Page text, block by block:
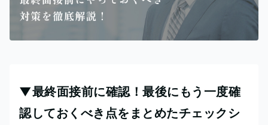
▼最終面接前に確認！最後にもう一度確
認しておくべき点をまとめたチェックシ